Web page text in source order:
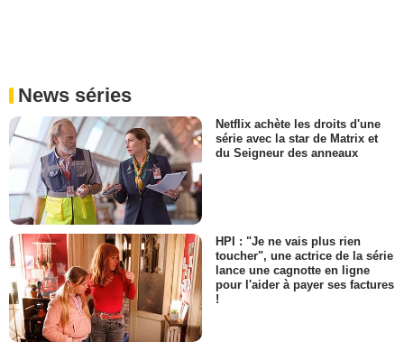
News séries
Netflix achète les droits d'une
série avec la star de Matrix et
du Seigneur des anneaux
HPI : "Je ne vais plus rien
toucher", une actrice de la série
lance une cagnotte en ligne
pour l'aider à payer ses factures
!